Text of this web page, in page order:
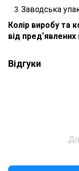
Заводська
Колір виробу та
від
Відгуки